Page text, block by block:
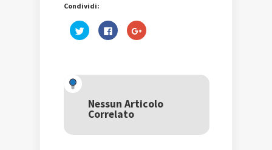
Condividi:
Fai
clic
una
nuova
finestra)
Fai
clic
nuova
finestra)
Fai
clic
una
nuova
Nessun Articolo
Correlato